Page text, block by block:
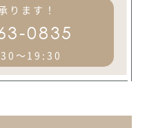
ります！
0835
～19:30